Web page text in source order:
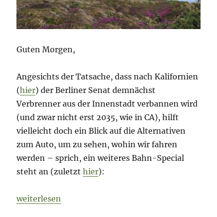
Guten Morgen,
Angesichts der Tatsache, dass nach Kalifornien
(hier) der Berliner Senat demnächst
Verbrenner aus der Innenstadt verbannen wird
(und zwar nicht erst 2035, wie in CA), hilft
vielleicht doch ein Blick auf die Alternativen
zum Auto, um zu sehen, wohin wir fahren
werden – sprich, ein weiteres Bahn-Special
steht an (zuletzthier):
„Morning Briefing 24. September 2020 – Bahn-
weiterlesen